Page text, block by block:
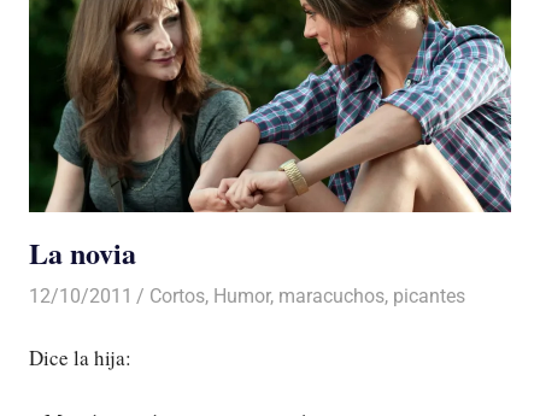
La novia
12/10/2011 De todo un Poco
Cortos, Humor, maracuchos, picantes
Dice la hija: